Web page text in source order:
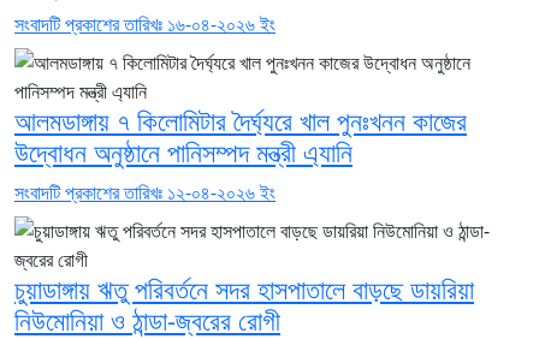
সংবাদটি প্রকাশের তারিখঃ ১৬-০৪-২০২৬ ইং
আলমডাঙ্গায় ৭ কিলোমিটার দৈর্ঘ্যরে খাল পুনঃখনন কাজের
উদ্বোধন অনুষ্ঠানে পানিসম্পদ মন্ত্রী এ্যানি
সংবাদটি প্রকাশের তারিখঃ ১২-০৪-২০২৬ ইং
চুয়াডাঙ্গায় ঋতু পরিবর্তনে সদর হাসপাতালে বাড়ছে ডায়রিয়া
নিউমোনিয়া ও ঠান্ডা-জ্বরের রোগী